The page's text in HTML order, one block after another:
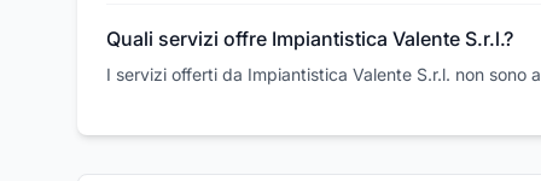
Quali servizi offre Impiantistica Valente S.r.l.?
I servizi offerti da Impiantistica Valente S.r.l. non sono